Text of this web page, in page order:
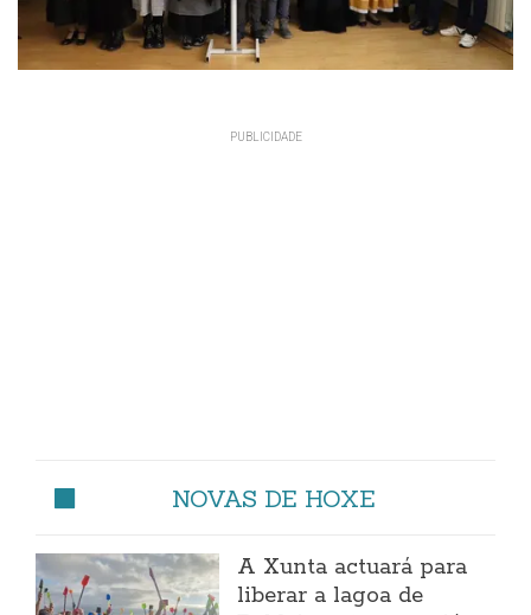
NOVAS DE HOXE
A Xunta actuará para
liberar a lagoa de